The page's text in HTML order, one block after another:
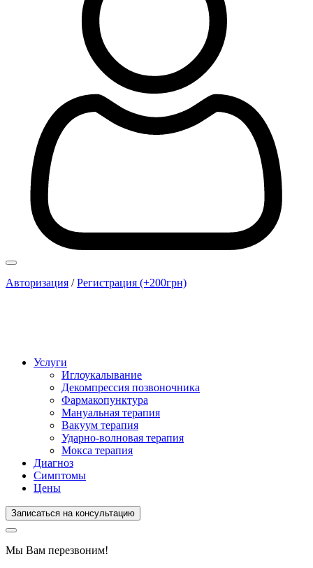
Авторизация /Регистрация (+200грн)
Услуги
Иглоукалывание
Декомпрессия позвоночника
Фармакопунктура
Мануальная терапия
Вакуум терапия
Ударно-волновая терапия
Мокса терапия
Диагноз
Симптомы
Цены
Записаться на консультацию
Мы Вам перезвоним!